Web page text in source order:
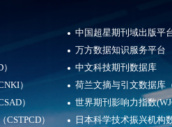
）
）
）
中国超星期刊域出版平
万方数据知识服务平台
中文科技期刊数据库
荷兰文摘与引文数据库
世界期刊影响力指数
日本科学技术振兴机构